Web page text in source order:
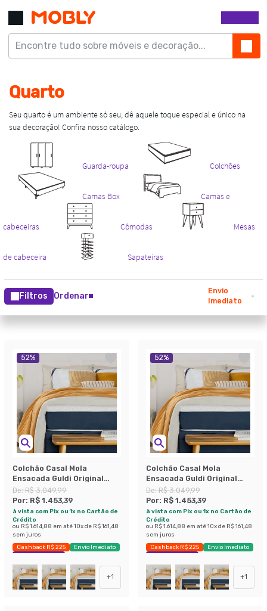
Filtros Ordenar
Envio
Imediato
52%
Colchão Casal Mola
Ensacada Guldi Original
Firme (25x138x188) Azul e
Branco
De:R$ 3.049,99
Por: R$ 1.453,39
à vista com Pix ou 1x no Cartão de
Crédito
ou R$ 1.614,88 em até10x de R$ 161,48
sem juros
Cashback R$ 225
Envio Imediato
Exclusivo Mobly
+1
52%
Colchão Casal Mola
Ensacada Guldi Original
Macio (25x138x188) Azul e
Branco
De:R$ 3.049,99
Por: R$ 1.453,39
à vista com Pix ou 1x no Cartão de
Crédito
ou R$ 1.614,88 em até10x de R$ 161,48
sem juros
Cashback R$ 225
Envio Imediato
Exclusivo Mobly
+1